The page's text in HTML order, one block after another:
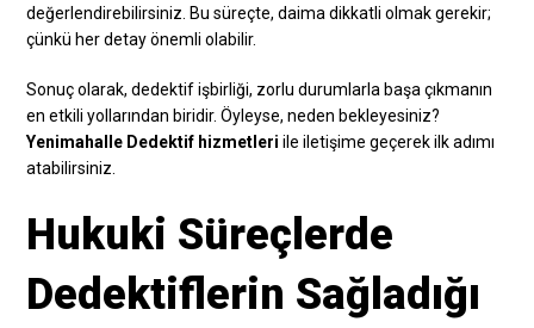
değerlendirebilirsiniz. Bu süreçte, daima dikkatli olmak gerekir;
çünkü her detay önemli olabilir.
Sonuç olarak, dedektif işbirliği, zorlu durumlarla başa çıkmanın
en etkili yollarından biridir. Öyleyse, neden bekleyesiniz?
Yenimahalle Dedektif hizmetleri ile iletişime geçerek ilk adımı
atabilirsiniz.
Hukuki Süreçlerde
Dedektiflerin Sağladığı